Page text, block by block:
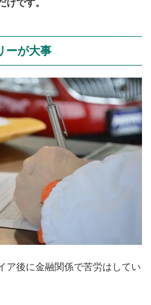
ーが大事
ア後に金融関係で苦労はしてい